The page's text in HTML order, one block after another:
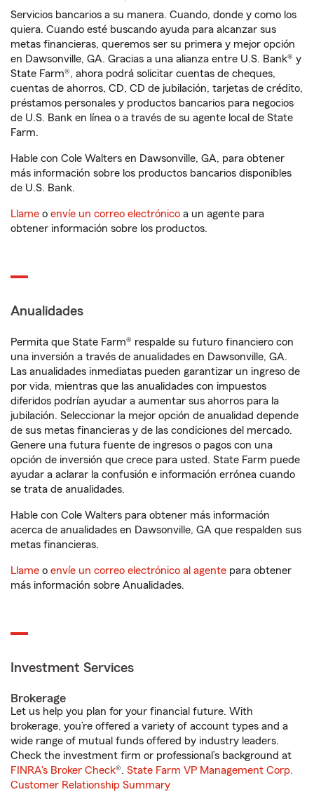
Servicios bancarios a su manera. Cuando, donde y como los
quiera. Cuando esté buscando ayuda para alcanzar sus
metas financieras, queremos ser su primera y mejor opción
en Dawsonville, GA. Gracias a una alianza entre U.S. Bank® y
State Farm®, ahora podrá solicitar cuentas de cheques,
cuentas de ahorros, CD, CD de jubilación, tarjetas de crédito,
préstamos personales y productos bancarios para negocios
de U.S. Bank en línea o a través de su agente local de State
Farm.
Hable con Cole Walters en Dawsonville, GA, para obtener
más información sobre los productos bancarios disponibles
de U.S. Bank.
Llame o envíe un correo electrónico a un agente para
obtener información sobre los productos.
Anualidades
Permita que State Farm® respalde su futuro financiero con
una inversión a través de anualidades en Dawsonville, GA.
Las anualidades inmediatas pueden garantizar un ingreso de
por vida, mientras que las anualidades con impuestos
diferidos podrían ayudar a aumentar sus ahorros para la
jubilación. Seleccionar la mejor opción de anualidad depende
de sus metas financieras y de las condiciones del mercado.
Genere una futura fuente de ingresos o pagos con una
opción de inversión que crece para usted. State Farm puede
ayudar a aclarar la confusión e información errónea cuando
se trata de anualidades.
Hable con Cole Walters para obtener más información
acerca de anualidades en Dawsonville, GA que respalden sus
metas financieras.
Llame o envíe un correo electrónico al agente para obtener
más información sobre Anualidades.
Investment Services
Brokerage
Let us help you plan for your financial future. With
brokerage, you’re offered a variety of account types and a
wide range of mutual funds offered by industry leaders.
Check the investment firm or professional’s background at
FINRA's Broker Check®. State Farm VP Management Corp.
Customer Relationship Summary